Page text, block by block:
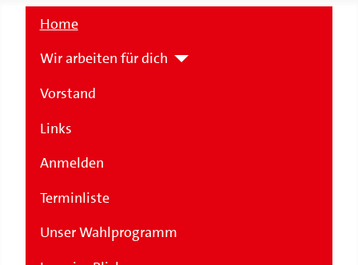
Home
Wir arbeiten für dich
Vorstand
Links
Anmelden
Terminliste
Unser Wahlprogramm